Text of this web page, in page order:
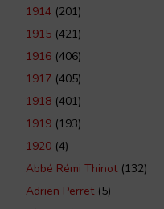
1914 (201)
1915 (421)
1916 (406)
1917 (405)
1918 (401)
1919 (193)
1920 (4)
Abbé Rémi Thinot(132)
Adrien Perret(5)